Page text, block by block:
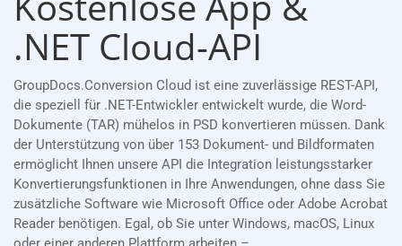
.NET Cloud-API
GroupDocs.Conversion Cloud ist eine zuverlässige REST-API,
die speziell für .NET-Entwickler entwickelt wurde, die Word-
Dokumente (TAR) mühelos in PSD konvertieren müssen. Dank
der Unterstützung von über 153 Dokument- und Bildformaten
ermöglicht Ihnen unsere API die Integration leistungsstarker
Konvertierungsfunktionen in Ihre Anwendungen, ohne dass Sie
zusätzliche Software wie Microsoft Office oder Adobe Acrobat
Reader benötigen. Egal, ob Sie unter Windows, macOS, Linux